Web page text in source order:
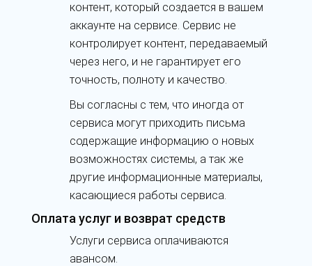
контент, который создается в вашем
аккаунте на сервисе. Сервис не
контролирует контент, передаваемый
через него, и не гарантирует его
точность, полноту и качество.
Вы согласны с тем, что иногда от
сервиса могут приходить письма
содержащие информацию о новых
возможностях системы, а так же
другие информационные материалы,
касающиеся работы сервиса.
Оплата услуг и возврат средств
Услуги сервиса оплачиваются
авансом.